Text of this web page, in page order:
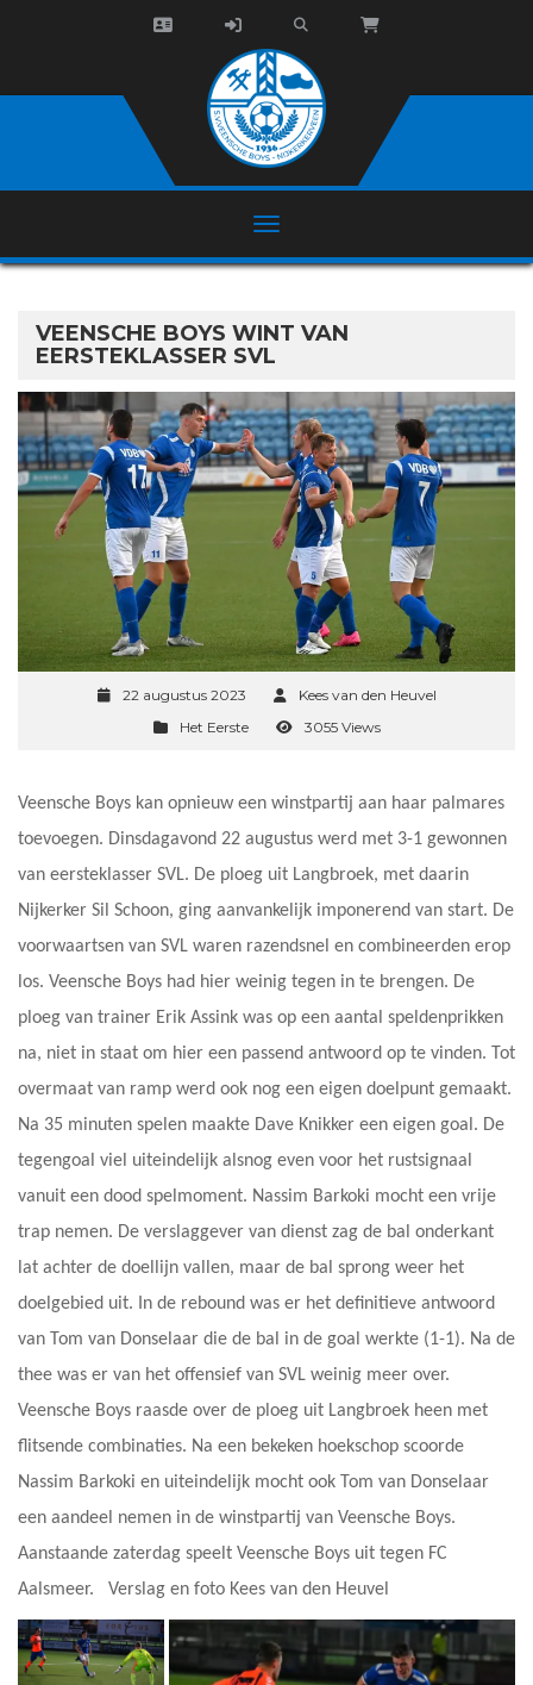
VEENSCHE BOYS WINT VAN
EERSTEKLASSER SVL
22 augustus 2023
Kees van den Heuvel
Het Eerste
3055 Views
Veensche Boys kan opnieuw een winstpartij aan haar palmares
toevoegen. Dinsdagavond 22 augustus werd met 3-1 gewonnen
van eersteklasser SVL. De ploeg uit Langbroek, met daarin
Nijkerker Sil Schoon, ging aanvankelijk imponerend van start. De
voorwaartsen van SVL waren razendsnel en combineerden erop
los. Veensche Boys had hier weinig tegen in te brengen. De
ploeg van trainer Erik Assink was op een aantal speldenprikken
na, niet in staat om hier een passend antwoord op te vinden. Tot
overmaat van ramp werd ook nog een eigen doelpunt gemaakt.
Na 35 minuten spelen maakte Dave Knikker een eigen goal. De
tegengoal viel uiteindelijk alsnog even voor het rustsignaal
vanuit een dood spelmoment. Nassim Barkoki mocht een vrije
trap nemen. De verslaggever van dienst zag de bal onderkant
lat achter de doellijn vallen, maar de bal sprong weer het
doelgebied uit. In de rebound was er het definitieve antwoord
van Tom van Donselaar die de bal in de goal werkte (1-1). Na de
thee was er van het offensief van SVL weinig meer over.
Veensche Boys raasde over de ploeg uit Langbroek heen met
flitsende combinaties. Na een bekeken hoekschop scoorde
Nassim Barkoki en uiteindelijk mocht ook Tom van Donselaar
een aandeel nemen in de winstpartij van Veensche Boys.
Aanstaande zaterdag speelt Veensche Boys uit tegen FC
Aalsmeer. Verslag en foto Kees van den Heuvel